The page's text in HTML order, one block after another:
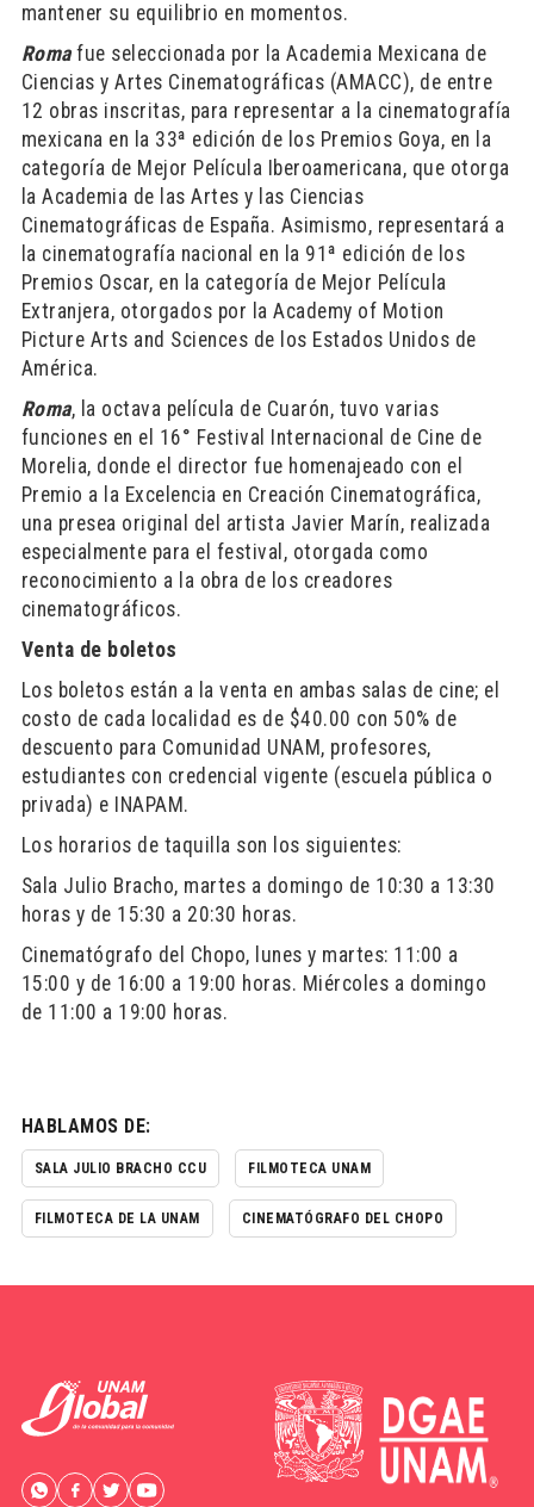
mantener su equilibrio en momentos.
Romafue seleccionada por la Academia Mexicana de
Ciencias y Artes Cinematográficas (AMACC), de entre
12 obras inscritas, para representar a la cinematografía
mexicana en la 33ª edición de los Premios Goya, en la
categoría de Mejor Película Iberoamericana, que otorga
la Academia de las Artes y las Ciencias
Cinematográficas de España. Asimismo, representará a
la cinematografía nacional en la 91ª edición de los
Premios Oscar, en la categoría de Mejor Película
Extranjera, otorgados por la Academy of Motion
Picture Arts and Sciences de los Estados Unidos de
América.
Roma, la octava película de Cuarón, tuvo varias
funciones en el 16° Festival Internacional de Cine de
Morelia, donde el director fue homenajeado con el
Premio a la Excelencia en Creación Cinematográfica,
una presea original del artista Javier Marín, realizada
especialmente para el festival, otorgada como
reconocimiento a la obra de los creadores
cinematográficos.
Venta de boletos
Los boletos están a la venta en ambas salas de cine; el
costo de cada localidad es de $40.00 con 50% de
descuento para Comunidad UNAM, profesores,
estudiantes con credencial vigente (escuela pública o
privada) e INAPAM.
Los horarios de taquilla son los siguientes:
Sala Julio Bracho, martes a domingo de 10:30 a 13:30
horas y de 15:30 a 20:30 horas.
Cinematógrafo del Chopo, lunes y martes: 11:00 a
15:00 y de 16:00 a 19:00 horas. Miércoles a domingo
de 11:00 a 19:00 horas.
HABLAMOS DE:
SALA JULIO BRACHO CCU FILMOTECA UNAM
FILMOTECA DE LA UNAM CINEMATÓGRAFO DEL CHOPO